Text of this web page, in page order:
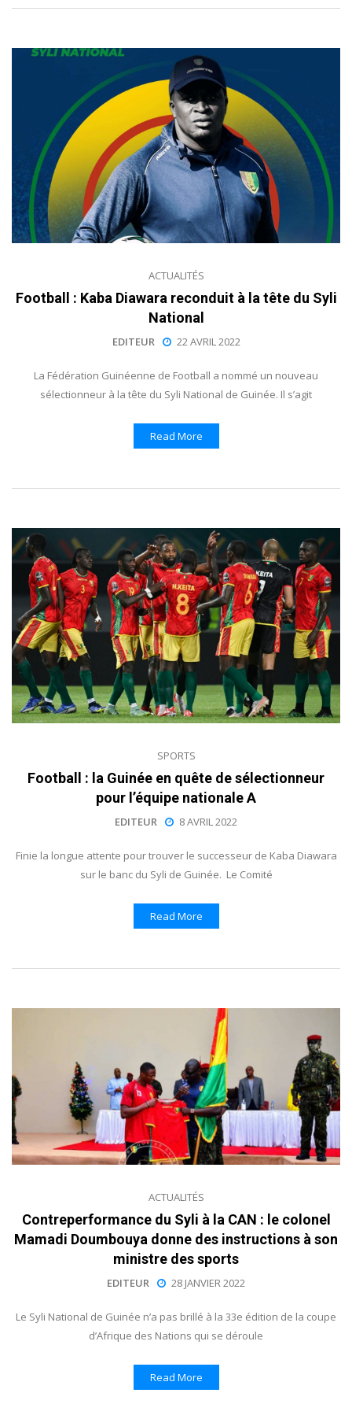
ACTUALITÉS
Football : Kaba Diawara reconduit à la tête du Syli
National
EDITEUR 22 AVRIL 2022
La Fédération Guinéenne de Football a nommé un nouveau
sélectionneur à la tête du Syli National de Guinée. Il s’agit
Read More
SPORTS
Football : la Guinée en quête de sélectionneur
pour l’équipe nationale A
EDITEUR 8 AVRIL 2022
Finie la longue attente pour trouver le successeur de Kaba Diawara
sur le banc du Syli de Guinée. Le Comité
Read More
ACTUALITÉS
Contreperformance du Syli à la CAN : le colonel
Mamadi Doumbouya donne des instructions à son
ministre des sports
EDITEUR 28 JANVIER 2022
Le Syli National de Guinée n’a pas brillé à la 33e édition de la coupe
d’Afrique des Nations qui se déroule
Read More